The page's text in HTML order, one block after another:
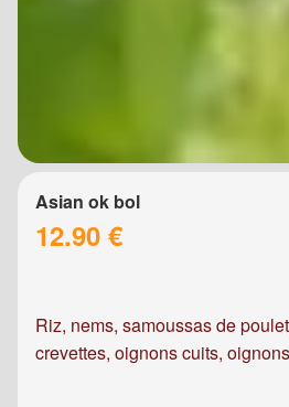
Asian ok bol
12.90 €
Riz, nems, samoussas de
crevettes, oignons cuits,